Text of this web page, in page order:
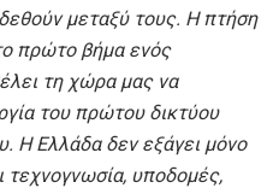
μεταξύ τους. Η πτήση
πρώτο βήμα ενός
τη χώρα μας να
του πρώτου δικτύου
Η Ελλάδα δεν εξάγει μόνο
τεχνογνωσία, υποδομές,